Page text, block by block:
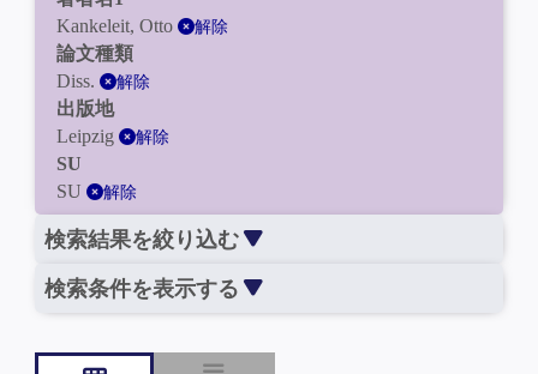
Kankeleit, Otto
解除
論文種類
Diss.
解除
出版地
Leipzig
解除
SU
SU
解除
検索結果を絞り込む
検索条件を表示する